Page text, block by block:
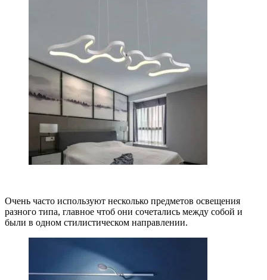
Очень часто используют несколько предметов освещения
разного типа, главное чтоб они сочетались между собой и
были в одном стилистическом направлении.